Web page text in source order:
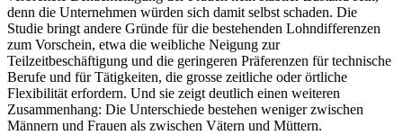
denn die Unternehmen würden sich damit selbst schaden. Die
Studie bringt andere Gründe für die bestehenden Lohndifferenzen
zum Vorschein, etwa die weibliche Neigung zur
Teilzeitbeschäftigung und die geringeren Präferenzen für technische
Berufe und für Tätigkeiten, die grosse zeitliche oder örtliche
Flexibilität erfordern. Und sie zeigt deutlich einen weiteren
Zusammenhang: Die Unterschiede bestehen weniger zwischen
Männern und Frauen als zwischen Vätern und Müttern.